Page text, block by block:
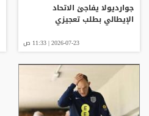
جوارديولا يفاجئ الاتحاد
الإيطالي بطلب تعجيزي
2026-07-23 | 11:33 ص